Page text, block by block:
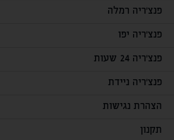
פנצ'ריה רמלה
פנצ'ריה יפו
פנצ'ריה 24 שעות
פנצ'ריה ניידת
הצהרת נגישות
תקנון